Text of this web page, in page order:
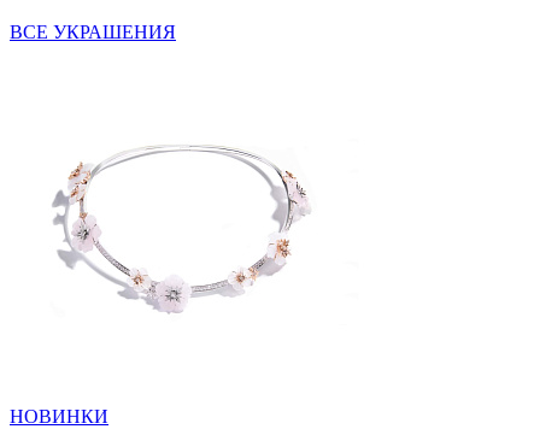
ВСЕ УКРАШЕНИЯ
НОВИНКИ